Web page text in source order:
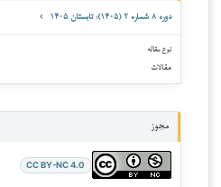
دوره ۸ شماره ۲ (۱۴۰۵): تابستان ۱۴۰۵
نوع مقاله
مقالات
مجوز
CC BY-NC 4.0